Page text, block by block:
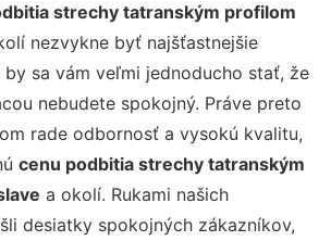
strechy tatranským profilom
nezvykne byť najšťastnejšie
by sa vám veľmi jednoducho stať, že
nebudete spokojný. Práve preto
rade odbornosť a vysokú kvalitu,
cenu podbitia strechy tatranským
a okolí. Rukami našich
desiatky spokojných zákazníkov,